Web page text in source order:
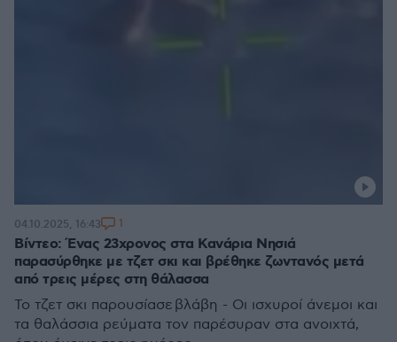
Βίντεο: Ένας 23χρονος στα Κανάρια Νησιά
παρασύρθηκε με τζετ σκι και βρέθηκε ζωντανός μετά
από τρεις μέρες στη θάλασσα
Το τζετ σκι παρουσίασε βλάβη - Οι ισχυροί άνεμοι και
τα θαλάσσια ρεύματα τον παρέσυραν στα ανοιχτά,
04.10.2025, 16:43 1